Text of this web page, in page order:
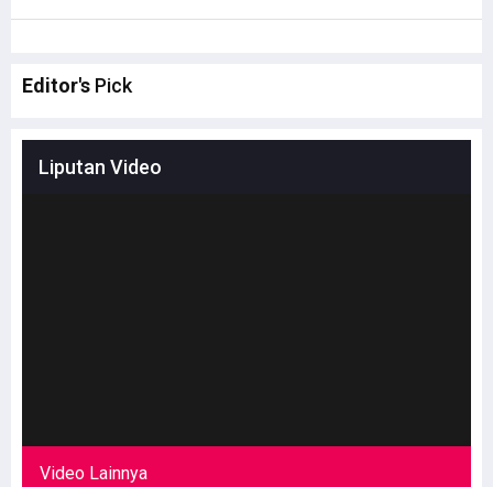
Editor's Pick
Liputan Video
Video Lainnya